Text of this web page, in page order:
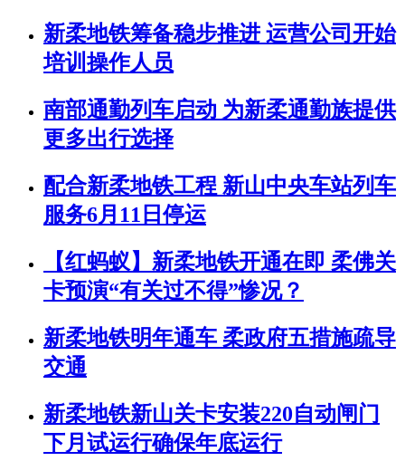
新柔地铁筹备稳步推进 运营公司开始
培训操作人员
南部通勤列车启动 为新柔通勤族提供
更多出行选择
配合新柔地铁工程 新山中央车站列车
服务6月11日停运
【红蚂蚁】新柔地铁开通在即 柔佛关
卡预演“有关过不得”惨况？
新柔地铁明年通车 柔政府五措施疏导
交通
新柔地铁新山关卡安装220自动闸门
下月试运行确保年底运行